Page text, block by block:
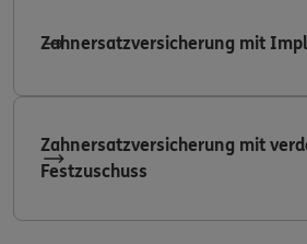
Zahnersatzversicherung mit
Zahnersatzversicherung mit
Festzuschuss